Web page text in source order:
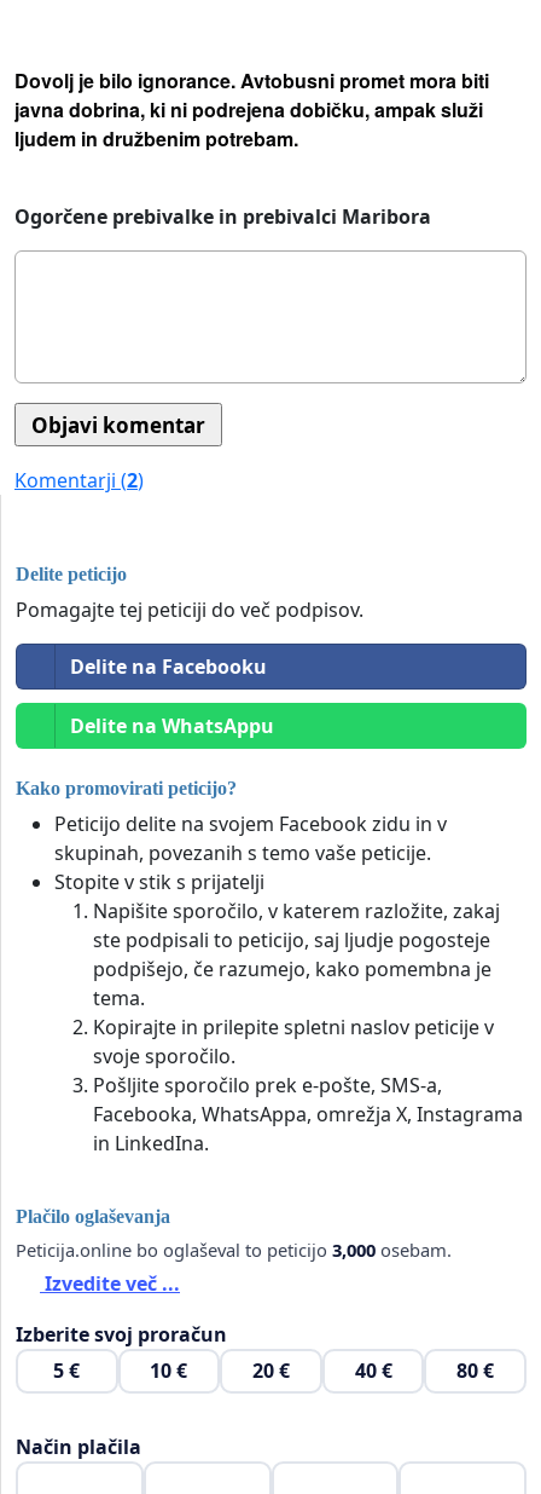
Dovolj je bilo ignorance. Avtobusni promet mora biti
javna dobrina, ki ni podrejena dobičku, ampak služi
ljudem in družbenim potrebam.
Ogorčene prebivalke in prebivalci Maribora
Komentarji (2)
Delite peticijo
Pomagajte tej peticiji do več podpisov.
Delite na Facebooku
Delite na WhatsAppu
Kako promovirati peticijo?
Peticijo delite na svojem Facebook zidu in v
skupinah, povezanih s temo vaše peticije.
Stopite v stik s prijatelji
Napišite sporočilo, v katerem razložite, zakaj
ste podpisali to peticijo, saj ljudje pogosteje
podpišejo, če razumejo, kako pomembna je
tema.
Kopirajte in prilepite spletni naslov peticije v
svoje sporočilo.
Pošljite sporočilo prek e-pošte, SMS-a,
Facebooka, WhatsAppa, omrežja X, Instagrama
in LinkedIna.
Plačilo oglaševanja
Peticija.online bo oglaševal to peticijo 3,000 osebam.
Izvedite več ...
Izberite svoj proračun
5 €
10 € 20 € 40 € 80 €
Način plačila